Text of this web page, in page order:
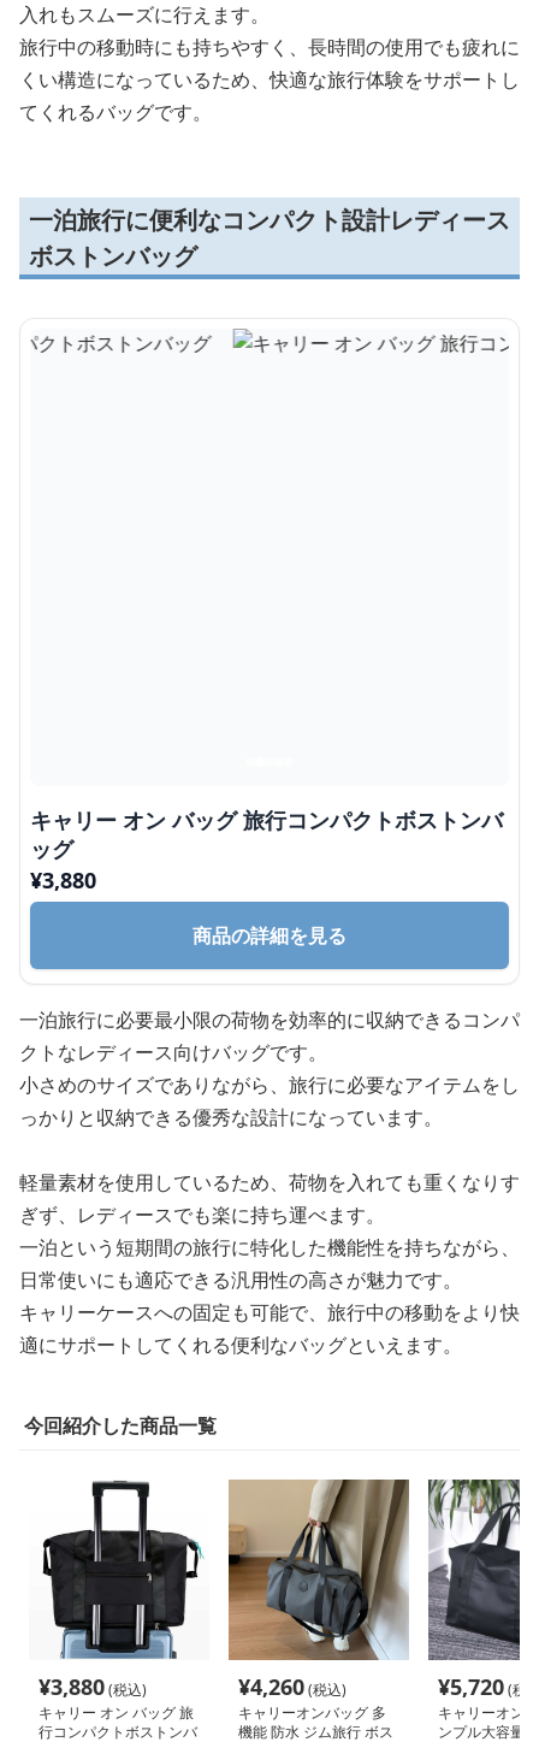
入れもスムーズに行えます。
旅行中の移動時にも持ちやすく、長時間の使用でも疲れに
くい構造になっているため、快適な旅行体験をサポートし
てくれるバッグです。
一泊旅行に便利なコンパクト設計レディース
ボストンバッグ
キャリー オン バッグ 旅行コンパクトボストンバ
ッグ
¥3,880
商品の詳細を見る
一泊旅行に必要最小限の荷物を効率的に収納できるコンパ
クトなレディース向けバッグです。
小さめのサイズでありながら、旅行に必要なアイテムをし
っかりと収納できる優秀な設計になっています。
軽量素材を使用しているため、荷物を入れても重くなりす
ぎず、レディースでも楽に持ち運べます。
一泊という短期間の旅行に特化した機能性を持ちながら、
日常使いにも適応できる汎用性の高さが魅力です。
キャリーケースへの固定も可能で、旅行中の移動をより快
適にサポートしてくれる便利なバッグといえます。
今回紹介した商品一覧
¥3,880(税込)
キャリー オン バッグ 旅
行コンパクトボストンバ
¥4,260(税込)
キャリーオンバッグ 多
機能 防水 ジム旅行 ボス
¥5,720(税
キャリーオン
ンプル大容量